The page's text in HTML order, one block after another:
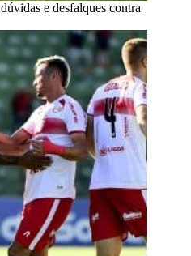
e desfalques contra